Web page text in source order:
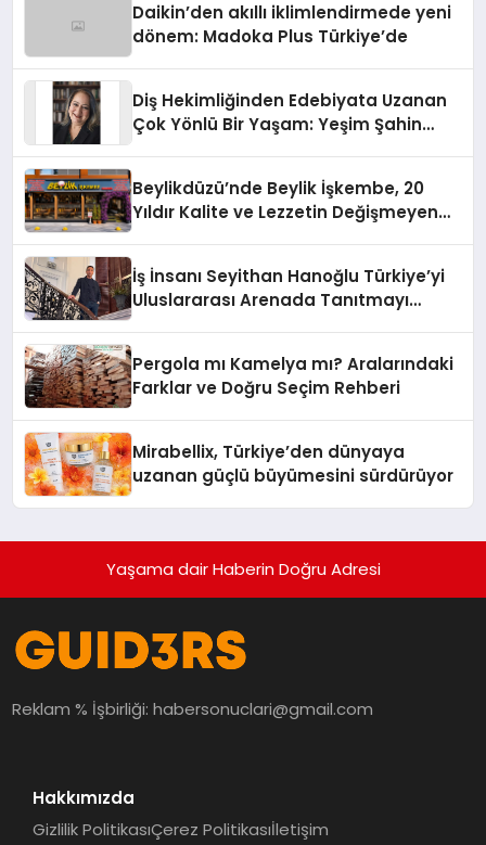
Daikin’den akıllı iklimlendirmede yeni
dönem: Madoka Plus Türkiye’de
Diş Hekimliğinden Edebiyata Uzanan
Çok Yönlü Bir Yaşam: Yeşim Şahin
Beylikdüzü’nde Beylik İşkembe, 20
Yıldır Kalite ve Lezzetin Değişmeyen
İş İnsanı Seyithan Hanoğlu Türkiye’yi
Uluslararası Arenada Tanıtmayı
Pergola mı Kamelya mı? Aralarındaki
Farklar ve Doğru Seçim Rehberi
Mirabellix, Türkiye’den dünyaya
uzanan güçlü büyümesini sürdürüyor
Yaşama dair Haberin Doğru Adresi
Reklam % İşbirliği:habersonuclari@gmail.com
Hakkımızda
Gizlilik PolitikasıÇerez Politikasıİletişim